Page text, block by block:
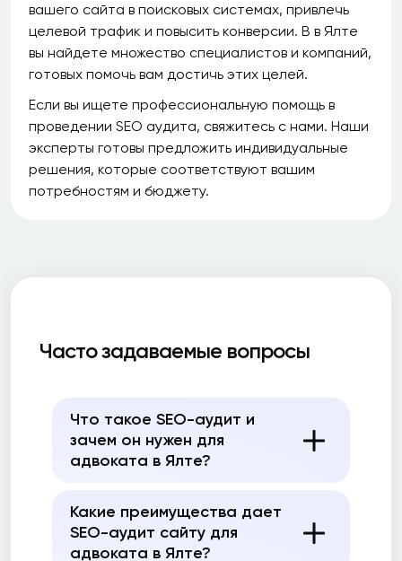
вашего сайта в поисковых системах, привлечь
целевой трафик и повысить конверсии. В в Ялте
вы найдете множество специалистов и компаний,
готовых помочь вам достичь этих целей.
Если вы ищете профессиональную помощь в
проведении SEO аудита, свяжитесь с нами. Наши
эксперты готовы предложить индивидуальные
решения, которые соответствуют вашим
потребностям и бюджету.
Часто задаваемые вопросы
Что такое SEO-аудит и
зачем он нужен для
адвоката в Ялте?
Какие преимущества дает
SEO-аудит сайту для
адвоката в Ялте?